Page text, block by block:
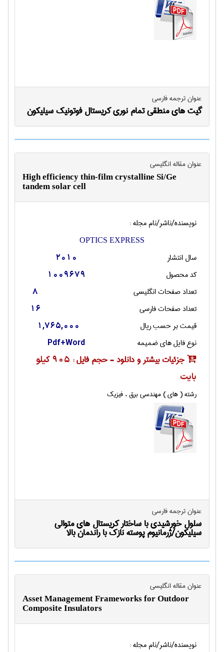
عنوان ترجمه فارسی
گیت های منطقی تمام نوری کریستال فوتونیک سیلیکون
عنوان مقاله انگليسی
High efficiency thin-film crystalline Si/Ge
tandem solar cell
نویسنده/ناشر/نام مجله :
OPTICS EXPRESS
سال انتشار 2010
کد محصول 1009679
تعداد صفحات انگليسی 8
تعداد صفحات فارسی 16
قیمت بر حسب ریال 1,765,000
نوع فایل های ضمیمه Pdf+Word
جزئیات بیشتر و دانلود - حجم فایل :
905 کیلو
بایت
رشته ( های ) مهندسی برق ، فیزیک
عنوان ترجمه فارسی
سلول خورشیدی با ساختار کریستال های متوالی
سیلیکون/ژرمانیوم پوسته نازک با راندمان بالا
عنوان مقاله انگليسی
Asset Management Frameworks for Outdoor
Composite Insulators
نویسنده/ناشر/نام مجله :